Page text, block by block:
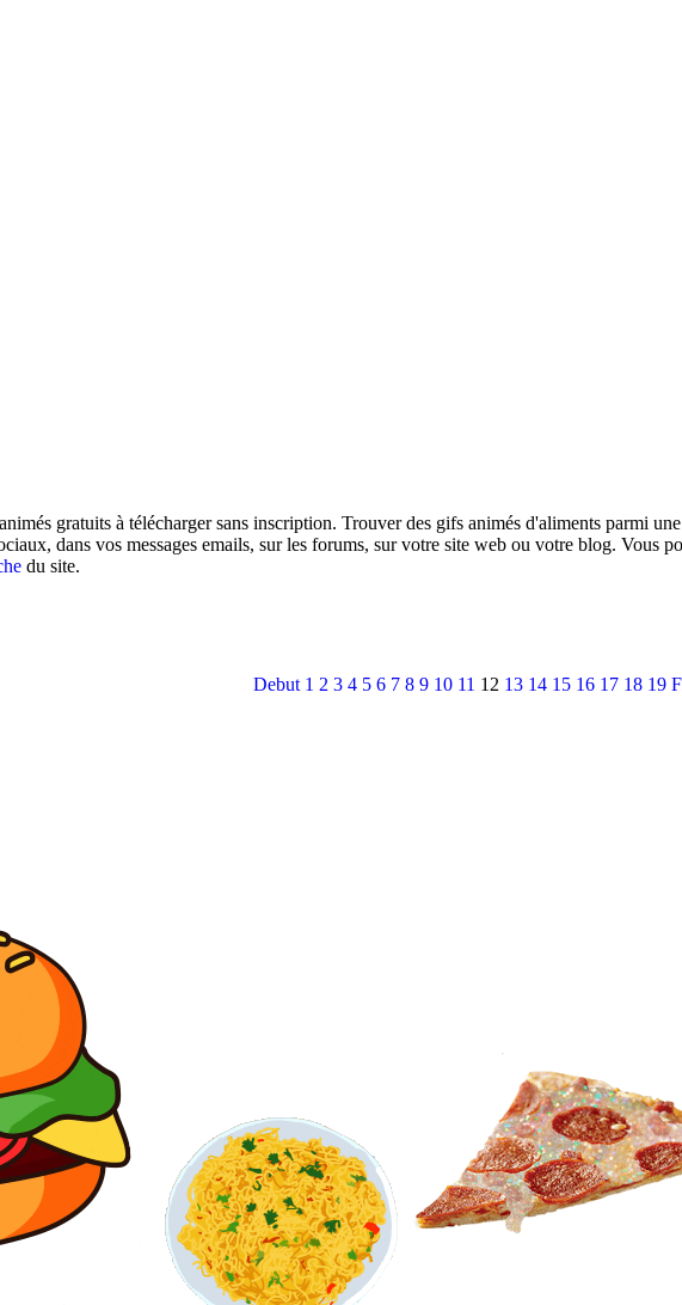
gratuits à télécharger sans inscription. Trouver des gifs animés d'aliments parmi
dans vos messages emails, sur les forums, sur votre site web ou votre blog. Vous
du site.
Debut 1 2 3 4 5 6 7 8 9 10 11 12 13 14 15 16 17 18 19